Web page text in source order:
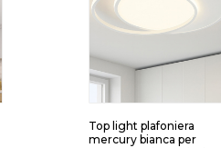
Top light plafoniera
mercury bianca per